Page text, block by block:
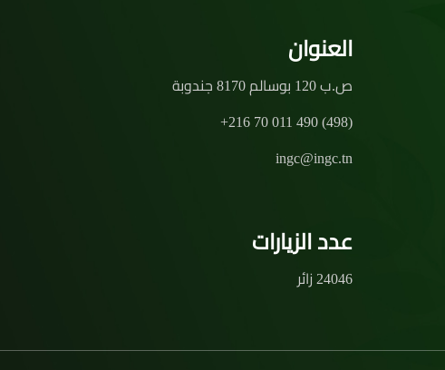
العنوان
ص.ب 120 بوسالم 8170 جندوبة
+216 70 011 490 (498)
ingc@ingc.tn
عدد الزيارات
24046 زائر